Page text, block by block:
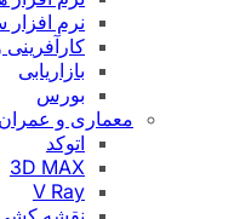
نرم افزار
بازاریابی
بورس
معماری و عمران
اتوکد
3D MAX
V Ray